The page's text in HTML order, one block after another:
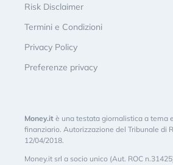
Risk Disclaimer
Termini e Condizioni
Privacy Policy
Preferenze privacy
Money.it è una testata giornalistica a tema
finanziario. Autorizzazione del Tribunale di
12/04/2018.
Money.it srl a socio unico (Aut. ROC